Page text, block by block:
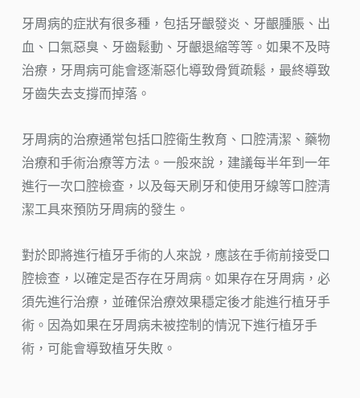
牙周病的症狀有很多種，包括牙齦發炎、牙齦腫脹、出
血、口氣惡臭、牙齒鬆動、牙齦退縮等等。如果不及時
治療，牙周病可能會逐漸惡化導致骨質疏鬆，最終導致
牙齒失去支撐而掉落。
牙周病的治療通常包括口腔衛生教育、口腔清潔、藥物
治療和手術治療等方法。一般來說，建議每半年到一年
進行一次口腔檢查，以及每天刷牙和使用牙線等口腔清
潔工具來預防牙周病的發生。
對於即將進行植牙手術的人來說，應該在手術前接受口
腔檢查，以確定是否存在牙周病。如果存在牙周病，必
須先進行治療，並確保治療效果穩定後才能進行植牙手
術。因為如果在牙周病未被控制的情況下進行植牙手
術，可能會導致植牙失敗。